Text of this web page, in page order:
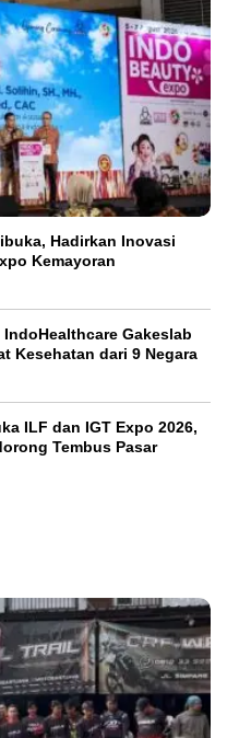
Hadirkan Inovasi
Kemayoran
Gakeslab
Kesehatan dari 9 Negara
ILF dan IGT Expo 2026,
Tembus Pasar